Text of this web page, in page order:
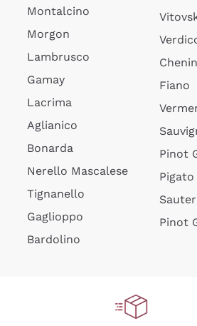
Montalcino
Morgon
Lambrusco
Gamay
Lacrima
Aglianico
Bonarda
Nerello Mascalese
Tignanello
Gaglioppo
Bardolino
Fiano
Pinot
Pigato
Pinot